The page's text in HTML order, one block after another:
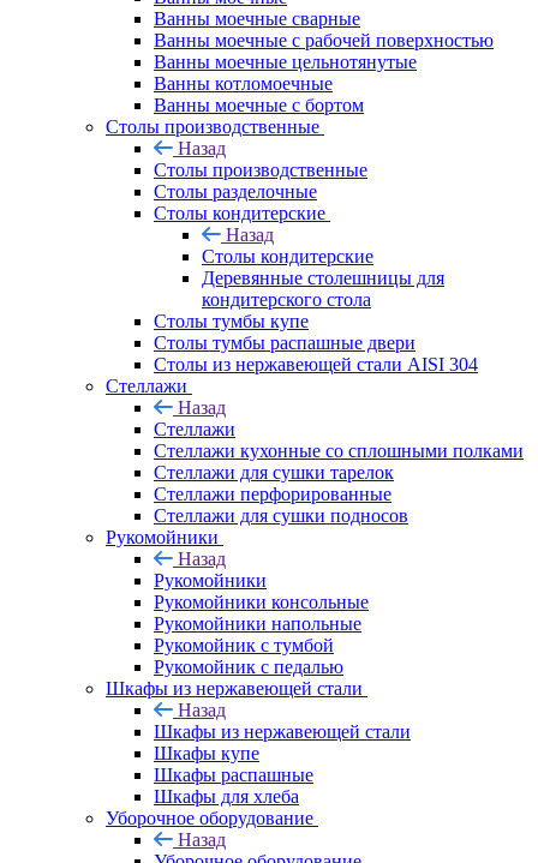
Ванны моечные сварные
Ванны моечные с рабочей поверхностью
Ванны моечные цельнотянутые
Ванны котломоечные
Ванны моечные с бортом
Столы производственные
Назад
Столы производственные
Столы разделочные
Столы кондитерские
Назад
Столы кондитерские
Деревянные столешницы для
кондитерского стола
Столы тумбы купе
Столы тумбы распашные двери
Столы из нержавеющей стали AISI 304
Стеллажи
Назад
Стеллажи
Стеллажи кухонные со сплошными полками
Стеллажи для сушки тарелок
Стеллажи перфорированные
Стеллажи для сушки подносов
Рукомойники
Назад
Рукомойники
Рукомойники консольные
Рукомойники напольные
Рукомойник с тумбой
Рукомойник с педалью
Шкафы из нержавеющей стали
Назад
Шкафы из нержавеющей стали
Шкафы купе
Шкафы распашные
Шкафы для хлеба
Уборочное оборудование
Назад